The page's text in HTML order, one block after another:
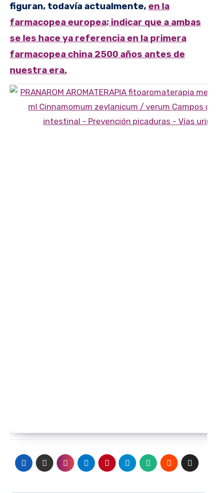
figuran, todavía actualmente, en la
farmacopea europea; indicar que a ambas
se les hace ya referencia en la primera
farmacopea china 2500 años antes de
nuestra era.